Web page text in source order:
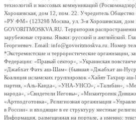
технологий и массовых коммуникаций
Хорошевская, дом 12, пом. 22. Учредитель Общество
«РУ ФМ» (123298 Москва, ул. 3-я Хорошевская, дом
GOVORITMOSKVA.RU. Территория
зарубежные страны. Языки: русский и английский.
Георгиевич. Email: info@govoritmoskva.ru. Номер
*Экстремистские и террористические организации,
Федерации: «Правый сектор», «Украинская
«Джабхат Фатх аш-Шам» (бывшая «Джабхат ан-
Коалиция исламских группировок «Хайят Тахрир
партия, «Аль-Каида», «УНА-УНСО», «Талибан»,
народа», «Свидетели Иеговы», «Мизантропик
«Артподготовка», Религиозная организация
в России» и входящие в ее структуру местные
Информация, размещенная на портале, а именно: